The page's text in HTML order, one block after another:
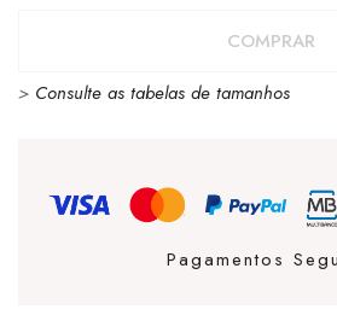
PATCH
COMPRAR
> Consulte as tabelas de tamanhos
Pagamentos